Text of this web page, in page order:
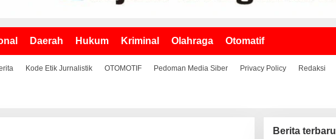
Daerah Hukum Kriminal Olahraga Otomatif
Kode Etik Jurnalistik OTOMOTIF Pedoman Media Siber Privacy Policy Redaksi
Berita terbaru